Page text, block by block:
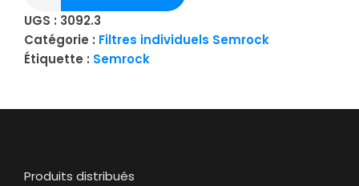
UGS : 3092.3
Catégorie : Filtres individuels Semrock
Étiquette : Semrock
Produits distribués